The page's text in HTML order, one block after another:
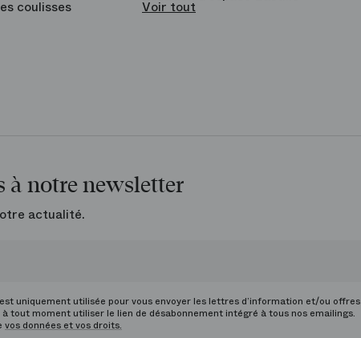
coulisses
Voir tout
à notre newsletter
actualité.
uniquement utilisée pour vous envoyer les lettres d’information et/ou offres
tout moment utiliser le lien de désabonnement intégré à tous nos emailings.
vos données et vos droits.